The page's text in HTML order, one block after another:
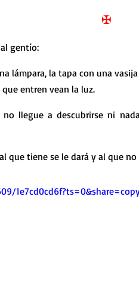
La vida espiritual en frases breves
Retiro Adviento - Navidad
Semana Santa 2025
✠
gentío:
lámpara, la tapa con una
entren vean la luz.
llegue a descubrirse ni
que tiene se le dará y al que